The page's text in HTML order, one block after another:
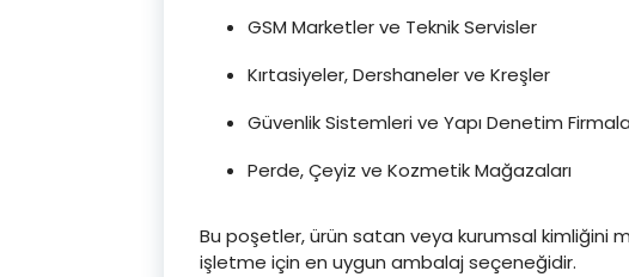
GSM Marketler ve Teknik Servisler
Kırtasiyeler, Dershaneler ve Kreşler
Güvenlik Sistemleri ve Yapı Denetim
Perde, Çeyiz ve Kozmetik Mağazaları
Bu poşetler, ürün satan veya kurumsal kimliğini
işletme için en uygun ambalaj seçeneğidir.